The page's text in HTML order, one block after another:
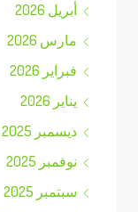
أبريل 2026
مارس 2026
فبراير 2026
يناير 2026
ديسمبر 2025
نوفمبر 2025
سبتمبر 2025